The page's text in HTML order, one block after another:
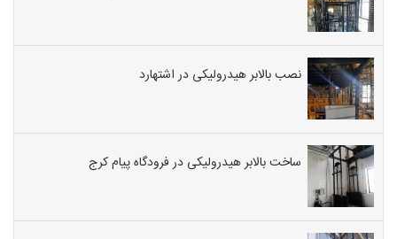
نصب بالابر هیدرولیکی در اشتهارد
ساخت بالابر هیدرولیکی در فرودگاه پیام کرج